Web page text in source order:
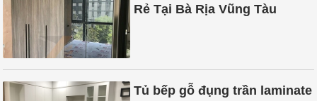
Rẻ Tại Bà Rịa Vũng Tàu
Tủ bếp gỗ đụng trần laminate